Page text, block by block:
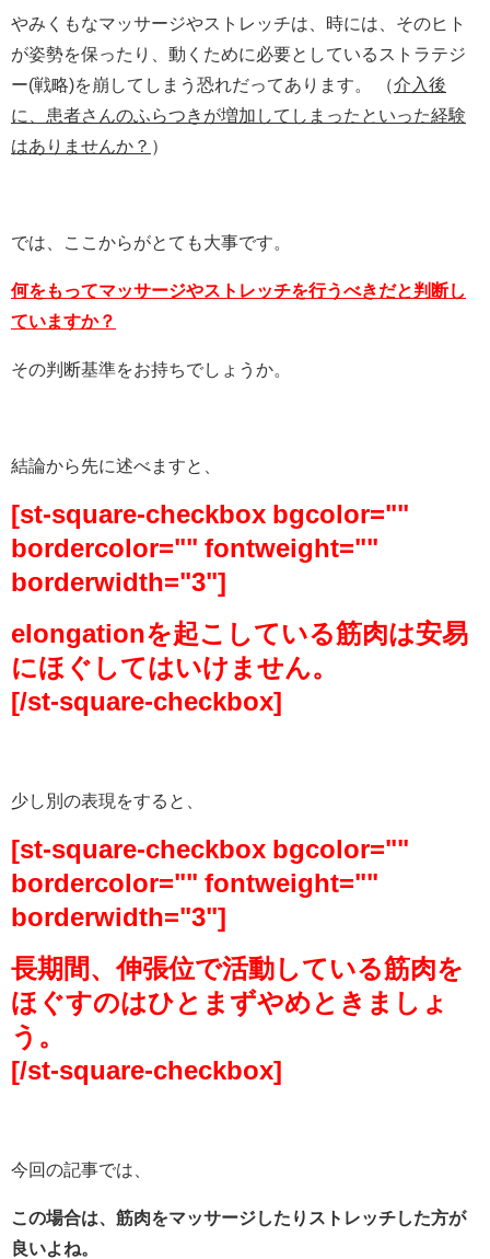
やみくもなマッサージやストレッチは、時には、そのヒト
が姿勢を保ったり、動くために必要としているストラテジ
ー(戦略)を崩してしまう恐れだってあります。 （介入後
に、患者さんのふらつきが増加してしまったといった経験
はありませんか？ ）
では、ここからがとても大事です。
何をもってマッサージやストレッチを行うべきだと判断し
ていますか？
その判断基準をお持ちでしょうか。
結論から先に述べますと、
[st-square-checkbox bgcolor=""
bordercolor="" fontweight=""
borderwidth="3"]
elongationを起こしている筋肉は安易
にほぐしてはいけません。
[/st-square-checkbox]
少し別の表現をすると、
[st-square-checkbox bgcolor=""
bordercolor="" fontweight=""
borderwidth="3"]
長期間、伸張位で活動している筋肉を
ほぐすのはひとまずやめときましょ
う。
[/st-square-checkbox]
今回の記事では、
この場合は、筋肉をマッサージしたりストレッチした方が
良いよね。